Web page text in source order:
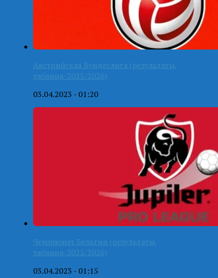
Австрийская Бундеслига (результаты,
таблица-2025/2026)
03.04.2023 - 01:20
Чемпионат Бельгии (результаты,
таблица-2025/2026)
03.04.2023 - 01:15